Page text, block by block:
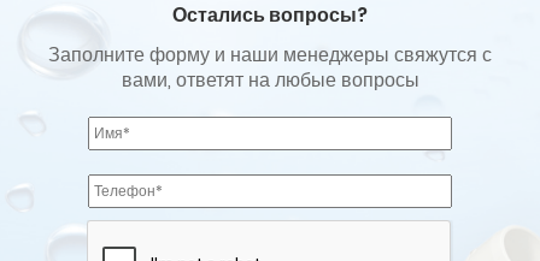
Остались вопросы?
Заполните форму и наши менеджеры свяжутся с
вами, ответят на любые вопросы